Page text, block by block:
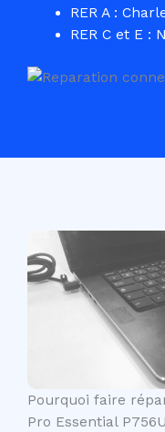
RER A :
RER C et E :
Pourquoi faire
Pro Essential